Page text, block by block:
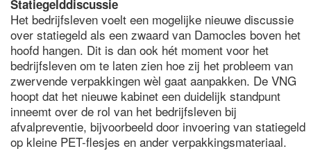
Statiegelddiscussie
Het bedrijfsleven voelt een mogelijke nieuwe discussie
over statiegeld als een zwaard van Damocles boven het
hoofd hangen. Dit is dan ook hét moment voor het
bedrijfsleven om te laten zien hoe zij het probleem van
zwervende verpakkingen wèl gaat aanpakken. De VNG
hoopt dat het nieuwe kabinet een duidelijk standpunt
inneemt over de rol van het bedrijfsleven bij
afvalpreventie, bijvoorbeeld door invoering van statiegeld
op kleine PET-flesjes en ander verpakkingsmateriaal.